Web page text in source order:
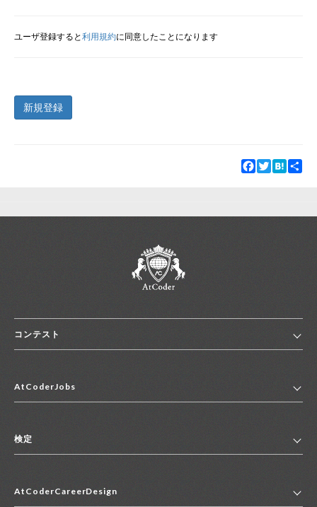
ユーザ登録すると利用規約に同意したことになります
新規登録
Facebook
TwitterHatena
コンテスト
コンテスト一覧
便利リンク集
AtCoderJobs
2027年新卒採用求人一覧
中途採用求人一覧
検定
マイページ
AtCoderCareerDesign